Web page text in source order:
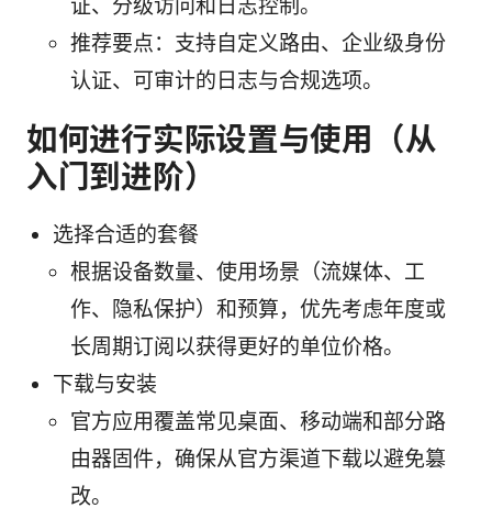
证、分级访问和日志控制。
推荐要点：支持自定义路由、企业级身份
认证、可审计的日志与合规选项。
如何进行实际设置与使用（从
入门到进阶）
选择合适的套餐
根据设备数量、使用场景（流媒体、工
作、隐私保护）和预算，优先考虑年度或
长周期订阅以获得更好的单位价格。
下载与安装
官方应用覆盖常见桌面、移动端和部分路
由器固件，确保从官方渠道下载以避免篡
改。